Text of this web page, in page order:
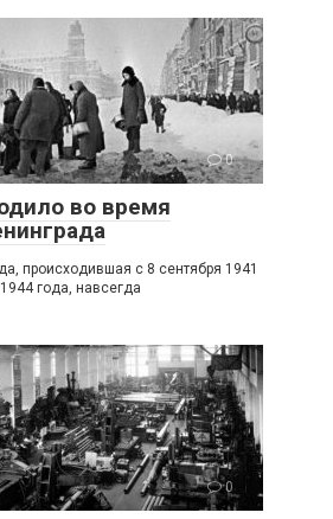
0
во время
происходившая с 8 сентября 1941
года, навсегда
0